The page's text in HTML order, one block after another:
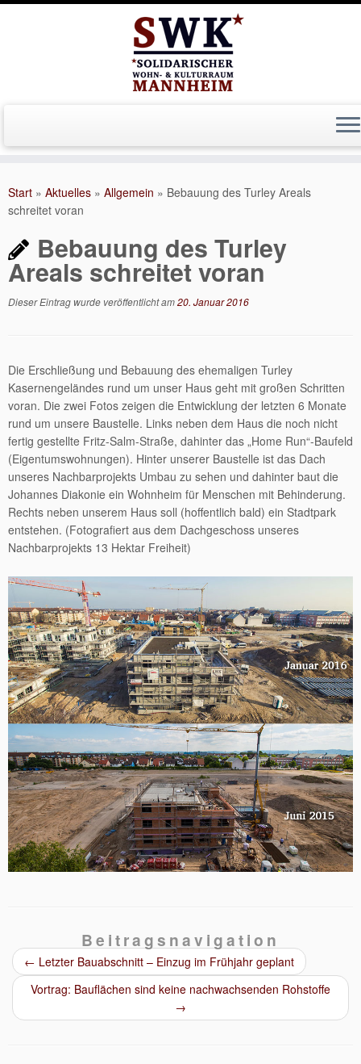
Inhalt
springen
Start » Aktuelles » Allgemein » Bebauung des Turley Areals
schreitet voran
Bebauung des Turley
Areals schreitet voran
Dieser Eintrag wurde veröffentlicht am20. Januar 2016
Die Erschließung und Bebauung des ehemaligen Turley
Kasernengeländes rund um unser Haus geht mit großen Schritten
voran. Die zwei Fotos zeigen die Entwicklung der letzten 6 Monate
rund um unsere Baustelle. Links neben dem Haus die noch nicht
fertig gestellte Fritz-Salm-Straße, dahinter das „Home Run“-Baufeld
(Eigentumswohnungen). Hinter unserer Baustelle ist das Dach
unseres Nachbarprojekts Umbau zu sehen und dahinter baut die
Johannes Diakonie ein Wohnheim für Menschen mit Behinderung.
Rechts neben unserem Haus soll (hoffentlich bald) ein Stadtpark
entstehen. (Fotografiert aus dem Dachgeschoss unseres
Nachbarprojekts 13 Hektar Freiheit)
Beitragsnavigation
← Letzter Bauabschnitt – Einzug im Frühjahr geplant
Vortrag: Bauflächen sind keine nachwachsenden Rohstoffe
→